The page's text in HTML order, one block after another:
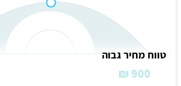
טווח מחיר גבוה
900 ₪